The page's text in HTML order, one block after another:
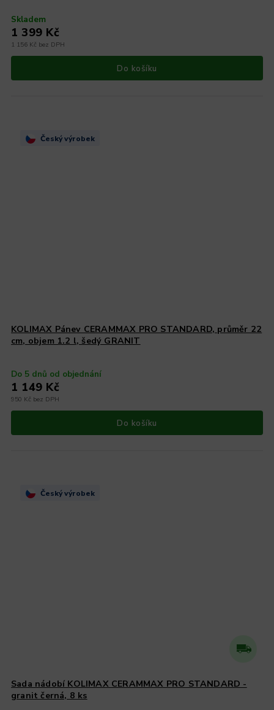
Skladem
1 156 Kč bez DPH
1 399 Kč
Do košíku
Český výrobek
KOLIMAX Pánev CERAMMAX PRO STANDARD, průměr 22
cm, objem 1.2 l, šedý GRANIT
Do 5 dnů od objednání
950 Kč bez DPH
1 149 Kč
Do košíku
Český výrobek
Sada nádobí KOLIMAX CERAMMAX PRO STANDARD -
granit černá, 8 ks